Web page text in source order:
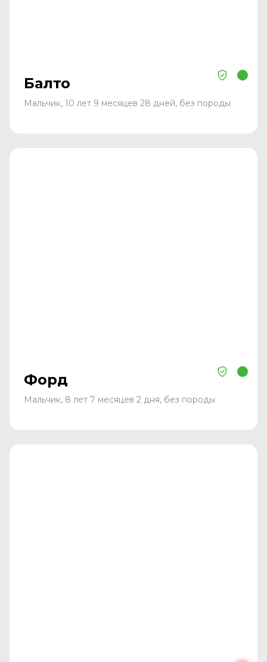
Балто
Мальчик, 10 лет 9 месяцев 28 дней, без породы
Форд
Мальчик, 8 лет 7 месяцев 2 дня, без породы